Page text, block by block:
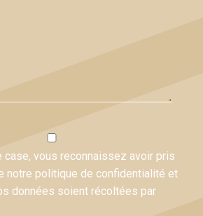
case, vous reconnaissez avoir pris
notre politique de confidentialité et
données soient récoltées par